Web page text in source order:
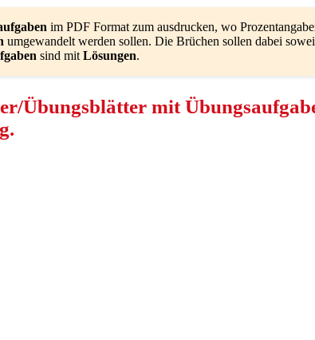
im PDF Format zum ausdrucken, wo
umgewandelt werden sollen. Die Brüchen sollen dabei
sind mit Lösungen.
Übungsblätter mit